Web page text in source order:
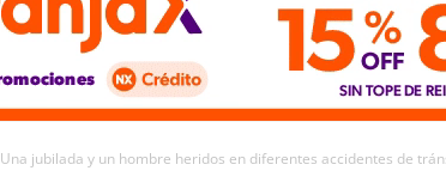
Una jubilada y un hombre heridos en diferentes accidentes de